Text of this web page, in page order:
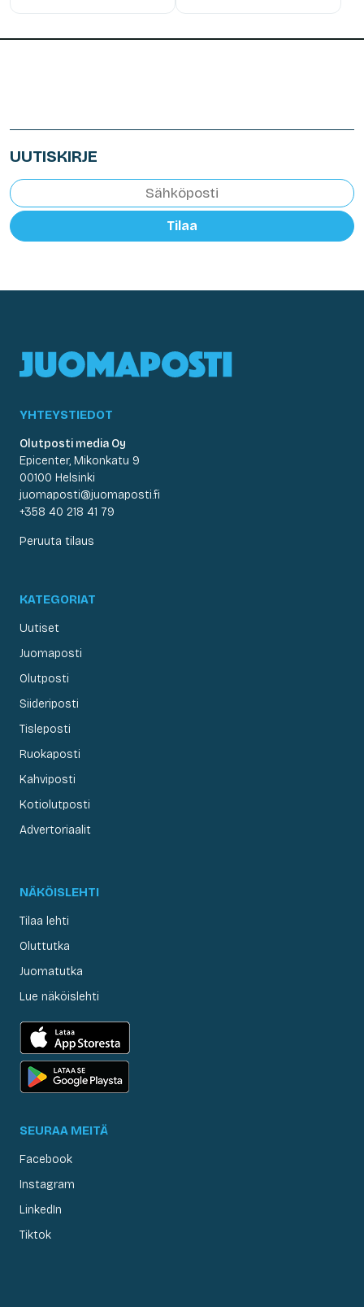
UUTISKIRJE
Tilaa
YHTEYSTIEDOT
Olutposti media Oy
Epicenter, Mikonkatu 9
00100 Helsinki
juomaposti@juomaposti.fi
+358 40 218 41 79
Peruuta tilaus
KATEGORIAT
Uutiset
Juomaposti
Olutposti
Siideriposti
Tisleposti
Ruokaposti
Kahviposti
Kotiolutposti
Advertoriaalit
NÄKÖISLEHTI
Tilaa lehti
Oluttutka
Juomatutka
Lue näköislehti
SEURAA MEITÄ
Facebook
Instagram
LinkedIn
Tiktok